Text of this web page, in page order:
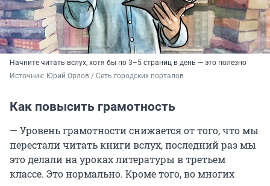
Начните читать вслух, хотя бы по 3–5 страниц в день — это полезно
Источник: Юрий Орлов / Сеть городских порталов
Как повысить грамотность
— Уровень грамотности снижается от того, что мы
перестали читать книги вслух, последний раз мы
это делали на уроках литературы в третьем
классе. Это нормально. Кроме того, во многих